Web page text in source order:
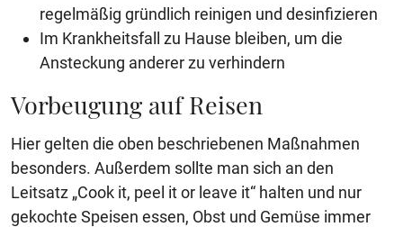
regelmäßig gründlich reinigen und desinfizieren
Im Krankheitsfall zu Hause bleiben, um die
Ansteckung anderer zu verhindern
Vorbeugung auf Reisen
Hier gelten die oben beschriebenen Maßnahmen
besonders. Außerdem sollte man sich an den
Leitsatz „Cook it, peel it or leave it“ halten und nur
gekochte Speisen essen, Obst und Gemüse immer